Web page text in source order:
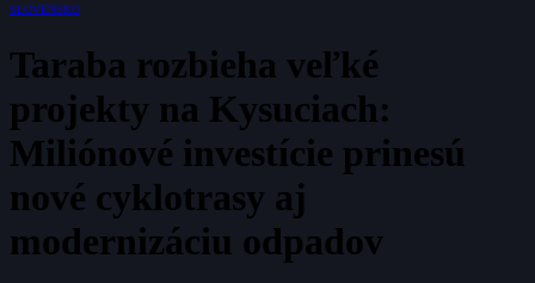
SLOVENSKO
Taraba rozbieha veľké
projekty na Kysuciach:
Miliónové investície prinesú
nové cyklotrasy aj
modernizáciu odpadov